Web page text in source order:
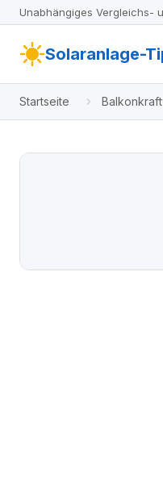
Unabhängiges Vergleichs-
Solaranlage-
Startseite